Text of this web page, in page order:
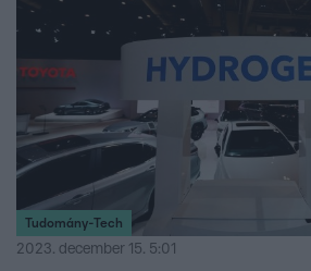
Tudomány-Tech
2023. december 15. 5:01